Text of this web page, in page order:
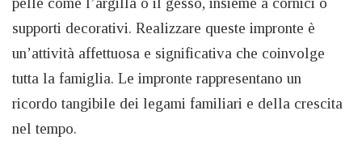
supporti decorativi. Realizzare queste impronte è
un’attività affettuosa e significativa che coinvolge
tutta la famiglia. Le impronte rappresentano un
ricordo tangibile dei legami familiari e della crescita
nel tempo.